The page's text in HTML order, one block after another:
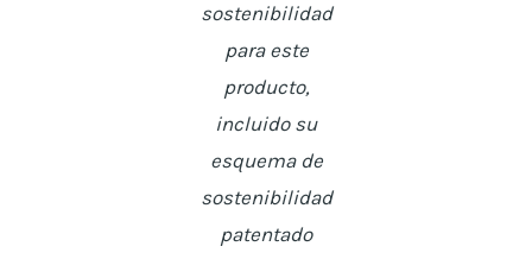
sostenibilidad
para este
producto,
incluido su
esquema de
sostenibilidad
patentado